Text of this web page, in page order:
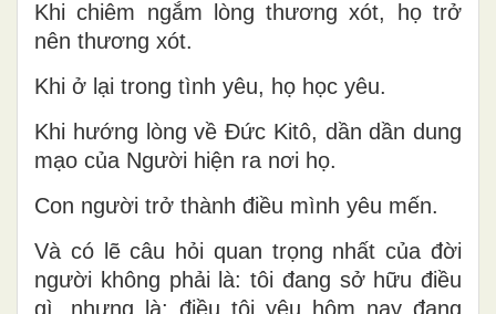
Khi chiêm ngắm lòng thương xót, họ trở
nên thương xót.
Khi ở lại trong tình yêu, họ học yêu.
Khi hướng lòng về Đức Kitô, dần dần dung
mạo của Người hiện ra nơi họ.
Con người trở thành điều mình yêu mến.
Và có lẽ câu hỏi quan trọng nhất của đời
người không phải là: tôi đang sở hữu điều
gì, nhưng là: điều tôi yêu hôm nay đang